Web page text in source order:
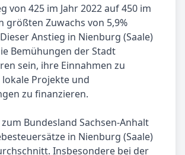
von 425 im Jahr 2022 auf 450 im
größten Zuwachs von 5,9%
Anstieg in Nienburg (Saale)
Bemühungen der Stadt
sein, ihre Einnahmen zu
Projekte und
zu finanzieren.
Bundesland Sachsen-Anhalt
in Nienburg (Saale)
Insbesondere bei der